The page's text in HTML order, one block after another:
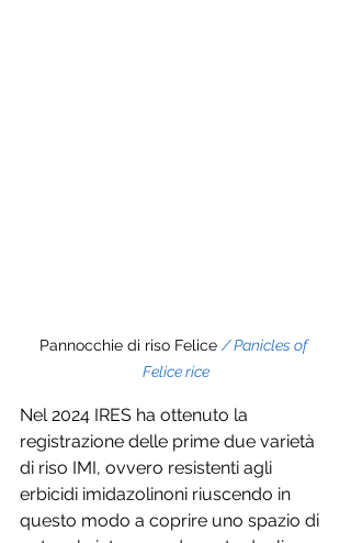
Pannocchie di riso Felice / Panicles of
Felice rice
Nel 2024 IRES ha ottenuto la
registrazione delle prime due varietà
di riso IMI, ovvero resistenti agli
erbicidi imidazolinoni riuscendo in
questo modo a coprire uno spazio di